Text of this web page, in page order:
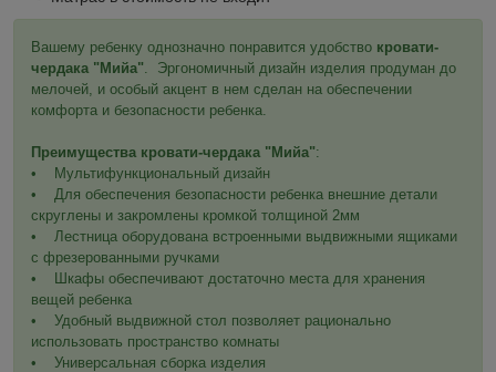
Вашему ребенку однозначно понравится удобство кровати-
чердака "Мийа" . Эргономичный дизайн изделия продуман до
мелочей, и особый акцент в нем сделан на обеспечении
комфорта и безопасности ребенка.
Преимущества кровати-чердака "Мийа":
• Мультифункциональный дизайн
• Для обеспечения безопасности ребенка внешние детали
скруглены и закромлены кромкой толщиной 2мм
• Лестница оборудована встроенными выдвижными ящиками
с фрезерованными ручками
• Шкафы обеспечивают достаточно места для хранения
вещей ребенка
• Удобный выдвижной стол позволяет рационально
использовать пространство комнаты
• Универсальная сборка изделия